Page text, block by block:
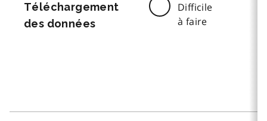
Téléchargement
des données
Difficile
à faire